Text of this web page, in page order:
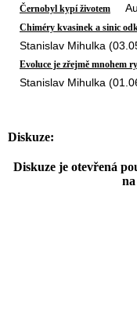
Černobyl kypí životem
Chiméry kvasinek a sinic
Stanislav Mihulka
Evoluce je zřejmě mnohem
Stanislav Mihulka
Diskuze:
Diskuze je otevřená